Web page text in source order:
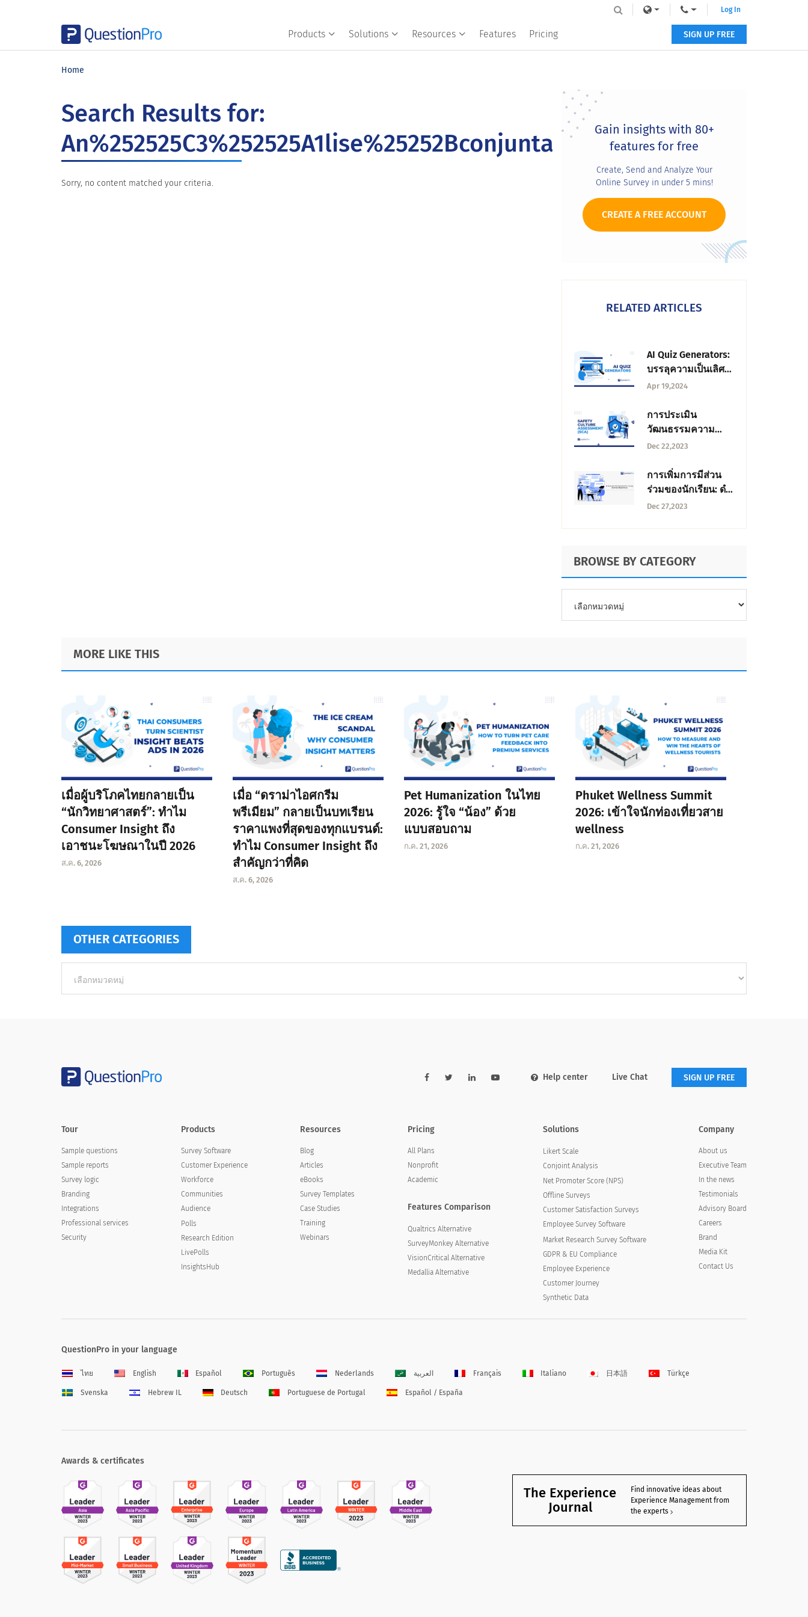
Products Solutions Resources Features Pricing
Log In
SIGN UP FREE
Home
Search Results for:
An%252525C3%252525A1lise%25252Bconjunta
Sorry, no content matched your criteria.
Primary
SidebarGain insights with 80+
features for free
Create, Send and Analyze Your
Online Survey in under 5 mins!
CREATE A FREE ACCOUNT
RELATED ARTICLES
AI Quiz Generators:
บรรลุความเป็นเลิศ
ในการสํารวจเพื่อแก้
Apr 19,2024
การประเมิน
วัฒนธรรมความ
ปลอดภัย (SCA): การ
ปลอดภัยของผู้ป่วย
Dec 22,2023
การเพิ่มการมีส่วน
ร่วมของนักเรียน: ดํา
ดิ่งสู่ประสบการณ์
สํารวจ QuestionPro
Dec 27,2023
BROWSE BY CATEGORY
CATEGORY
MORE LIKE THIS
เมื่อผู้บริโภคไทยกลายเป็น
“นักวิทยาศาสตร์”: ทำไม
Consumer Insight ถึง
เอาชนะโฆษณาในปี 2026
ส.ค. 6, 2026
เมื่อ “ดราม่าไอศกรีม
พรีเมียม” กลายเป็นบทเรียน
ราคาแพงที่สุดของทุกแบรนด์:
ทำไม Consumer Insight ถึง
สำคัญกว่าที่คิด
ส.ค. 6, 2026
Pet Humanization ในไทย
2026: รู้ใจ “น้อง” ด้วย
แบบสอบถาม
ก.ค. 21, 2026
Phuket Wellness Summit
2026: เข้าใจนักท่องเที่ยวสาย
wellness
ก.ค. 21, 2026
OTHER CATEGORIES
categories
Help center Live Chat SIGN UP FREE
Tour
Sample questions
Sample reports
Survey logic
Branding
Integrations
Professional services
Security
Products
Survey Software
Customer Experience
Workforce
Communities
Audience
Polls
Research Edition
LivePolls
InsightsHub
Resources
Blog
Articles
eBooks
Survey Templates
Case Studies
Training
Webinars
Pricing
All Plans
Nonprofit
Academic
Features Comparison
Qualtrics Alternative
SurveyMonkey Alternative
VisionCritical Alternative
Medallia Alternative
Solutions
Likert Scale
Conjoint Analysis
Net Promoter Score (NPS)
Offline Surveys
Customer Satisfaction Surveys
Employee Survey Software
Market Research Survey Software
GDPR & EU Compliance
Employee Experience
Customer Journey
Synthetic Data
Company
About us
Executive Team
In the news
Testimonials
Advisory Board
Careers
Brand
Media Kit
Contact Us
QuestionPro in your language
ไทย English Español Português Nederlands العربية Français Italiano 日本語 Türkçe
Svenska Hebrew IL Deutsch Portuguese de Portugal Español / España
Awards & certificates
The Experience
Journal
Find innovative ideas about
Experience Management from
the experts